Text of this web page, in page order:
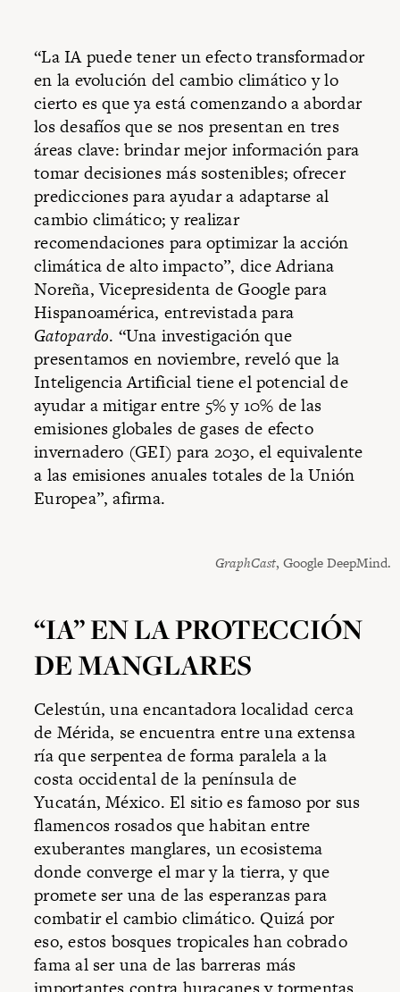
“La IA puede tener un efecto transformador
en la evolución del cambio climático y lo
cierto es que ya está comenzando a abordar
los desafíos que se nos presentan en tres
áreas clave: brindar mejor información para
tomar decisiones más sostenibles; ofrecer
predicciones para ayudar a adaptarse al
cambio climático; y realizar
recomendaciones para optimizar la acción
climática de alto impacto”, dice Adriana
Noreña, Vicepresidenta de Google para
Hispanoamérica, entrevistada para
Gatopardo. “Una investigación que
presentamos en noviembre, reveló que la
Inteligencia Artificial tiene el potencial de
ayudar a mitigar entre 5% y 10% de las
emisiones globales de gases de efecto
invernadero (GEI) para 2030, el equivalente
a las emisiones anuales totales de la Unión
Europea”, afirma.
GraphCast, Google DeepMind.
“IA” EN LA PROTECCIÓN
DE MANGLARES
Celestún, una encantadora localidad cerca
de Mérida, se encuentra entre una extensa
ría que serpentea de forma paralela a la
costa occidental de la península de
Yucatán, México. El sitio es famoso por sus
flamencos rosados que habitan entre
exuberantes manglares, un ecosistema
donde converge el mar y la tierra, y que
promete ser una de las esperanzas para
combatir el cambio climático. Quizá por
eso, estos bosques tropicales han cobrado
fama al ser una de las barreras más